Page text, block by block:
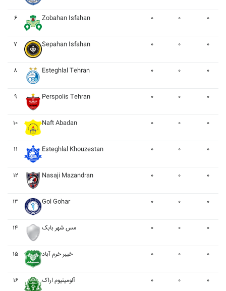
۶ Zobahan Isfahan ۰ ۰ ۰
۷ Sepahan Isfahan ۰ ۰ ۰
۸ Esteghlal Tehran ۰ ۰ ۰
۹ Perspolis Tehran ۰ ۰ ۰
۱۰ Naft Abadan ۰ ۰ ۰
۱۱ Esteghlal Khouzestan ۰ ۰ ۰
۱۲ Nasaji Mazandran ۰ ۰ ۰
۱۳ Gol Gohar ۰ ۰ ۰
۱۴ مس شهر بابک ۰ ۰ ۰
۱۵ خيبر خرم آباد ۰ ۰ ۰
۱۶ آلومينيوم اراک ۰ ۰ ۰